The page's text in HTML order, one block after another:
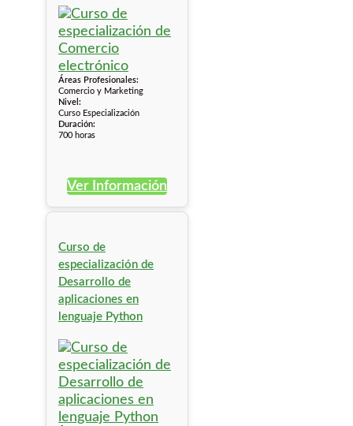
Áreas Profesionales:
Comercio y Marketing
Nivel:
Curso Especialización
Duración:
700 horas
Ver Información
Curso de
especialización de
Desarrollo de
aplicaciones en
lenguaje Python